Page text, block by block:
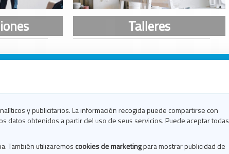
y publicitarios. La información recogida puede compartirse con
datos obtenidos a partir del uso de seus servicios. Puede aceptar todas
También utilizaremos cookies de marketingpara mostrar publicidad de